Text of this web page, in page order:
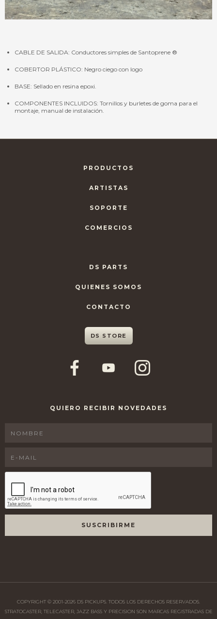
CABLE DE SALIDA: Conductores simples de Santoprene ®
COBERTOR PLÁSTICO: Negro ciego con logo
BASE: Sellado en resina epoxi.
COMPONENTES INCLUIDOS: Tornillos y burletes de goma para el
montaje, manual de instalación.
PRODUCTOS
ARTISTAS
SOPORTE
COMERCIOS
DS PARTS
QUIENES SOMOS
CONTACTO
DS STORE
QUIERO RECIBIR NOVEDADES
COPYRIGHT © 2001-2026 DS PICKUPS. TODOS LOS DERECHOS RESERVADOS.
STRATOCASTER, TELECASTER, JAZZ BASS Y PRECISION SON MARCAS REGISTRADAS DE